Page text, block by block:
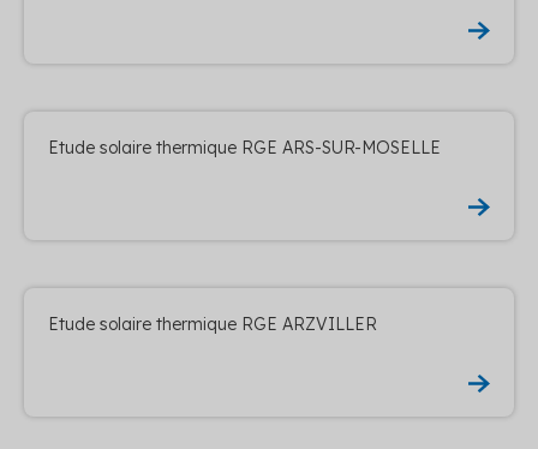
Etude solaire thermique RGE ARS-SUR-MOSELLE
Etude solaire thermique RGE ARZVILLER